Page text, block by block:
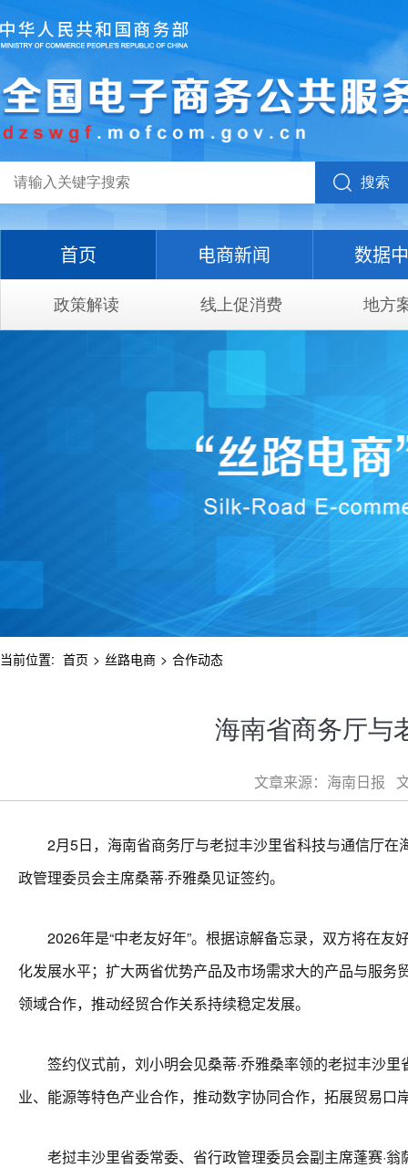
搜索
首页 电商新闻 数据
政策解读 线上促消费 地方
当前位置: 首页 > 丝路电商 > 合作动态
海南省商务厅与
文章来源：海南日报
2月5日，海南省商务厅与老挝丰沙里省科技与通信厅在
政管理委员会主席桑蒂·乔雅桑见证签约。
2026年是“中老友好年”。根据谅解备忘录，双方将在友
化发展水平；扩大两省优势产品及市场需求大的产品与服
领域合作，推动经贸合作关系持续稳定发展。
签约仪式前，刘小明会见桑蒂·乔雅桑率领的老挝丰沙里
业、能源等特色产业合作，推动数字协同合作，拓展贸易
老挝丰沙里省委常委、省行政管理委员会副主席蓬赛·翁